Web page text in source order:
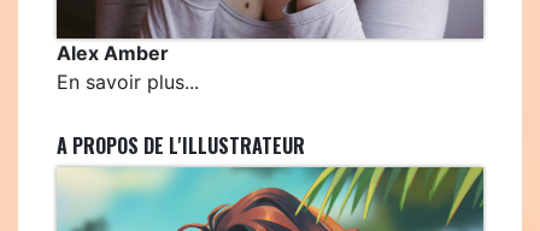
Alex Amber
En savoir plus...
A PROPOS DE L'ILLUSTRATEUR